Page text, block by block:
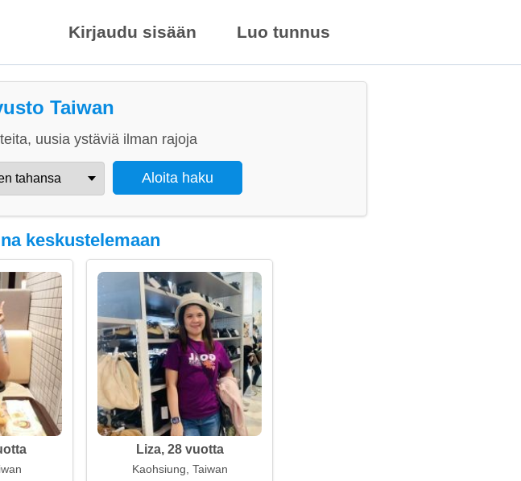
Kirjaudu sisään Luo tunnus
Taiwan
uusia ystäviä ilman rajoja
keskustelemaan
Liza, 28 vuotta
Kaohsiung, Taiwan